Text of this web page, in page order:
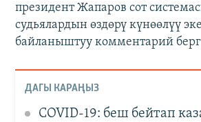
президент Жапаров сот
судьялардын өздөрү күнөөлүү
байланыштуу комментарий
ДАГЫ КАРАҢЫЗ
COVID-19: беш бейтап